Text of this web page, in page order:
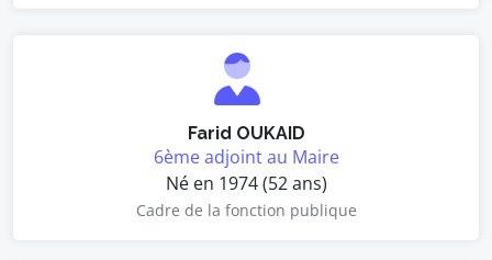
Farid OUKAID
6ème adjoint au Maire
Né en 1974 (52 ans)
Cadre de la fonction publique